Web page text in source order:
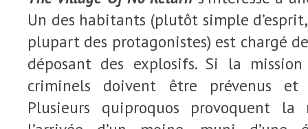
Un des habitants (plutôt simple
plupart des protagonistes) est chargé
déposant des explosifs. Si la
criminels doivent être prévenus
Plusieurs quiproquos provoquent